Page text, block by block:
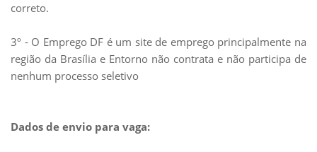
correto.
3º - O Emprego DF é um site de emprego principalmente na
região da Brasília e Entorno não contrata e não participa de
nenhum processo seletivo
Dados de envio para vaga: